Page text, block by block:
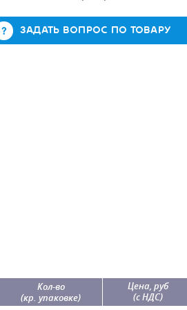
ЗАДАТЬ ВОПРОС ПО ТОВАРУ
Кол-во
(кр. упаковке)
Цена, руб
(с НДС)